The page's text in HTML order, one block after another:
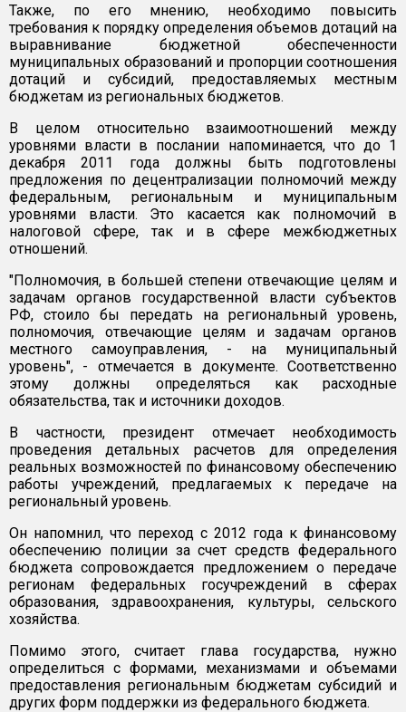
Также, по его мнению, необходимо повысить
требования к порядку определения объемов дотаций на
выравнивание бюджетной обеспеченности
муниципальных образований и пропорции соотношения
дотаций и субсидий, предоставляемых местным
бюджетам из региональных бюджетов.
В целом относительно взаимоотношений между
уровнями власти в послании напоминается, что до 1
декабря 2011 года должны быть подготовлены
предложения по децентрализации полномочий между
федеральным, региональным и муниципальным
уровнями власти. Это касается как полномочий в
налоговой сфере, так и в сфере межбюджетных
отношений.
"Полномочия, в большей степени отвечающие целям и
задачам органов государственной власти субъектов
РФ, стоило бы передать на региональный уровень,
полномочия, отвечающие целям и задачам органов
местного самоуправления, - на муниципальный
уровень", - отмечается в документе. Соответственно
этому должны определяться как расходные
обязательства, так и источники доходов.
В частности, президент отмечает необходимость
проведения детальных расчетов для определения
реальных возможностей по финансовому обеспечению
работы учреждений, предлагаемых к передаче на
региональный уровень.
Он напомнил, что переход с 2012 года к финансовому
обеспечению полиции за счет средств федерального
бюджета сопровождается предложением о передаче
регионам федеральных госучреждений в сферах
образования, здравоохранения, культуры, сельского
хозяйства.
Помимо этого, считает глава государства, нужно
определиться с формами, механизмами и объемами
предоставления региональным бюджетам субсидий и
других форм поддержки из федерального бюджета.